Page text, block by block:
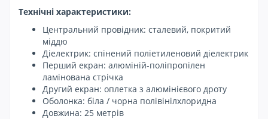
Технічні характеристики:
Центральний провідник: сталевий, покритий
міддю
Діелектрик: спінений поліетиленовий діелектрик
Перший екран: алюміній-поліпропілен
ламінована стрічка
Другий екран: оплетка з алюмінієвого дроту
Оболонка: біла / чорна полівінілхлоридна
Довжина: 25 метрів